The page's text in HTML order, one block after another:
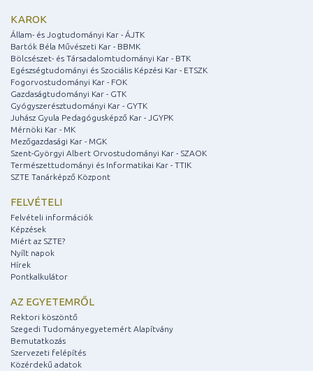
KAROK
Állam- és Jogtudományi Kar - ÁJTK
Bartók Béla Művészeti Kar - BBMK
Bölcsészet- és Társadalomtudományi Kar - BTK
Egészségtudományi és Szociális Képzési Kar - ETSZK
Fogorvostudományi Kar - FOK
Gazdaságtudományi Kar - GTK
Gyógyszerésztudományi Kar - GYTK
Juhász Gyula Pedagógusképző Kar - JGYPK
Mérnöki Kar - MK
Mezőgazdasági Kar - MGK
Szent-Györgyi Albert Orvostudományi Kar - SZAOK
Természettudományi és Informatikai Kar - TTIK
SZTE Tanárképző Központ
FELVÉTELI
Felvételi információk
Képzések
Miért az SZTE?
Nyílt napok
Hírek
Pontkalkulátor
AZ EGYETEMRŐL
Rektori köszöntő
Szegedi Tudományegyetemért Alapítvány
Bemutatkozás
Szervezeti felépítés
Közérdekű adatok